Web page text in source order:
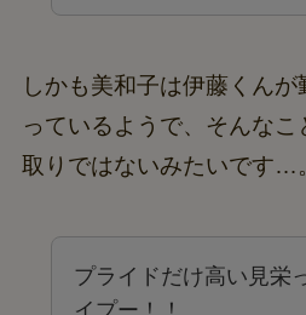
しかも美和子は伊藤くん
っているようで、そんな
取りではないみたいです…
プライドだけ高い見栄
イプー！！